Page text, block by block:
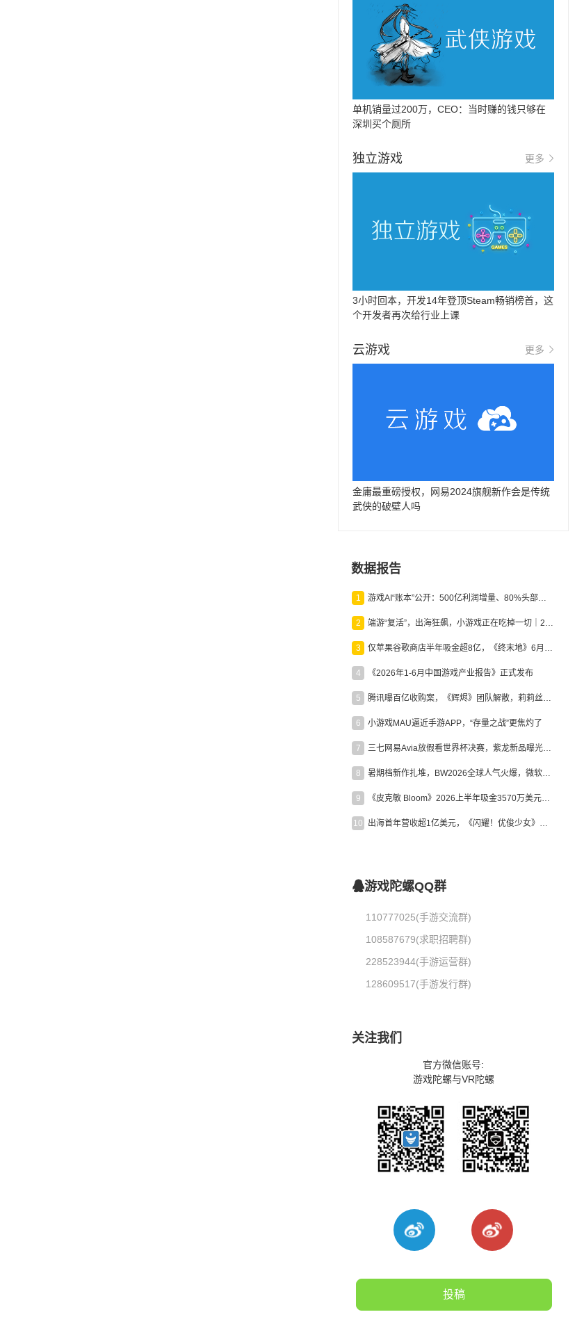
单机销量过200万，CEO：当时赚的钱只够在
深圳买个厕所
独立游戏 更多
3小时回本，开发14年登顶Steam畅销榜首，这
个开发者再次给行业上课
云游戏 更多
金庸最重磅授权，网易2024旗舰新作会是传统
武侠的破壁人吗
数据报告
1 游戏AI“账本”公开：500亿利润增量、80%头部入局，谁在闷声发财？
2 端游“复活”，出海狂飙，小游戏正在吃掉一切｜2026上半年产业报告
3 仅苹果谷歌商店半年吸金超8亿，《终末地》6月份收入显著回暖
4 《2026年1-6月中国游戏产业报告》正式发布
5 腾讯曝百亿收购案，《辉烬》团队解散，莉莉丝新作曝光｜陀螺周报
6 小游戏MAU逼近手游APP，“存量之战”更焦灼了
7 三七网易Avia放假看世界杯决赛，紫龙新品曝光，米哈游新作上线 | 陀螺周报
8 暑期档新作扎堆，BW2026全球人气火爆，微软XBOX大裁员|陀螺周报
9 《皮克敏 Bloom》2026上半年吸金3570万美元，中国台湾成最大市场
10 出海首年营收超1亿美元，《闪耀！优俊少女》美国市场占比达七成
游戏陀螺QQ群
110777025(手游交流群)
108587679(求职招聘群)
228523944(手游运营群)
128609517(手游发行群)
关注我们
官方微信账号:
游戏陀螺与VR陀螺
投稿